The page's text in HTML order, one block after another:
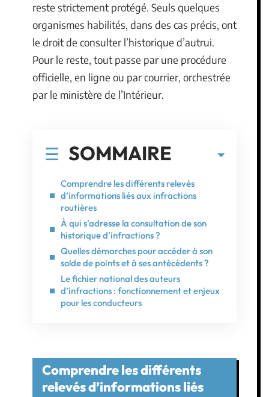
reste strictement protégé. Seuls quelques
organismes habilités, dans des cas précis, ont
le droit de consulter l’historique d’autrui.
Pour le reste, tout passe par une procédure
officielle, en ligne ou par courrier, orchestrée
par le ministère de l’Intérieur.
SOMMAIRE
Comprendre les différents relevés
d’informations liés aux infractions
routières
À qui s’adresse la consultation de son
historique d’infractions ?
Quelles démarches pour accéder à son
solde de points et à ses antécédents ?
Le fichier national des auteurs
d’infractions : fonctionnement et enjeux
pour les conducteurs
Comprendre les différents
relevés d’informations liés